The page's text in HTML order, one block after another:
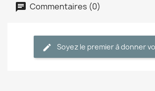
Commentaires (0)
Soyez le premier à donner